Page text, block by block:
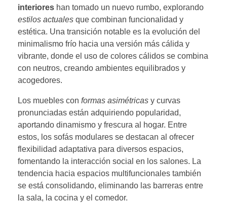
interiores han tomado un nuevo rumbo, explorando
estilos actuales que combinan funcionalidad y
estética. Una transición notable es la evolución del
minimalismo frío hacia una versión más cálida y
vibrante, donde el uso de colores cálidos se combina
con neutros, creando ambientes equilibrados y
acogedores.
Los muebles con formas asimétricas y curvas
pronunciadas están adquiriendo popularidad,
aportando dinamismo y frescura al hogar. Entre
estos, los sofás modulares se destacan al ofrecer
flexibilidad adaptativa para diversos espacios,
fomentando la interacción social en los salones. La
tendencia hacia espacios multifuncionales también
se está consolidando, eliminando las barreras entre
la sala, la cocina y el comedor.